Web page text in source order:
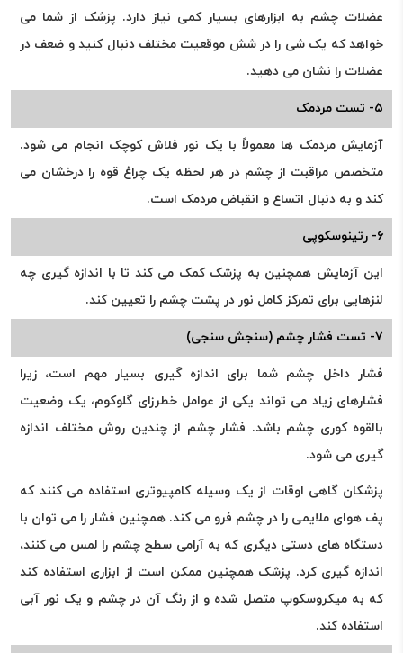
عضلات چشم به ابزارهای بسیار کمی نیاز دارد. پزشک از شما می
خواهد که یک شی را در شش موقعیت مختلف دنبال کنید و ضعف در
عضلات را نشان می دهید.
۵- تست مردمک
آزمایش مردمک ها معمولاً با یک نور فلاش کوچک انجام می شود.
متخصص مراقبت از چشم در هر لحظه یک چراغ قوه را درخشان می
کند و به دنبال اتساع و انقباض مردمک است.
۶- رتینوسکوپی
این آزمایش همچنین به پزشک کمک می کند تا با اندازه گیری چه
لنزهایی برای تمرکز کامل نور در پشت چشم را تعیین کند.
۷- تست فشار چشم (سنجش سنجی)
فشار داخل چشم شما برای اندازه گیری بسیار مهم است، زیرا
فشارهای زیاد می تواند یکی از عوامل خطرزای گلوکوم، یک وضعیت
بالقوه کوری چشم باشد. فشار چشم از چندین روش مختلف اندازه
گیری می شود.
پزشکان گاهی اوقات از یک وسیله کامپیوتری استفاده می کنند که
پف هوای ملایمی را در چشم فرو می کند. همچنین فشار را می توان با
دستگاه های دستی دیگری که به آرامی سطح چشم را لمس می کنند،
اندازه گیری کرد. پزشک همچنین ممکن است از ابزاری استفاده کند
که به میکروسکوپ متصل شده و از رنگ آن در چشم و یک نور آبی
استفاده کند.